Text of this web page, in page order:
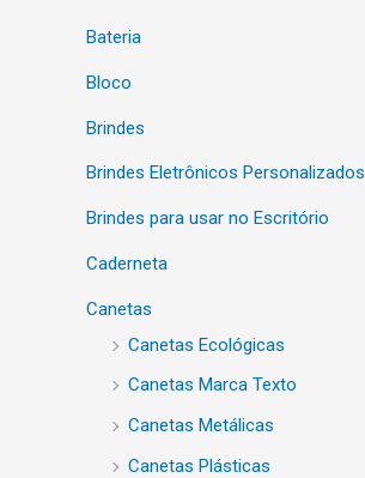
Bateria
Bloco
Brindes
Brindes Eletrônicos Personalizados
Brindes para usar no Escritório
Caderneta
Canetas
Canetas Ecológicas
Canetas Marca Texto
Canetas Metálicas
Canetas Plásticas